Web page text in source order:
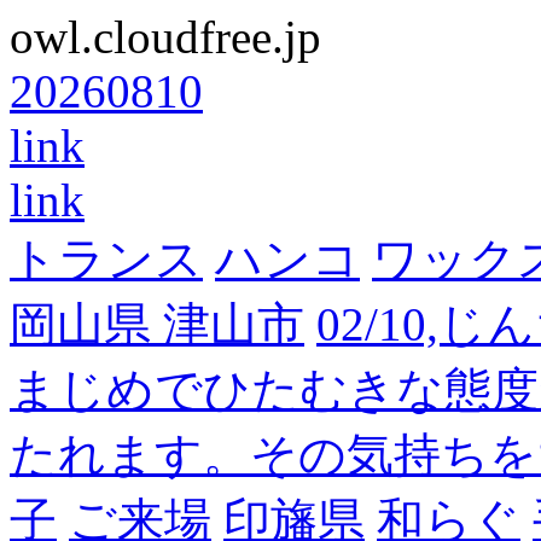
owl.cloudfree.jp
20260810
link
link
トランス ハンコ ワック
岡山県 津山市 02/10,じ
まじめでひたむきな態
たれます。その気持ち
子 ご来場 印旛県 和らぐ